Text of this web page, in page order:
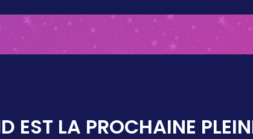
EST LA PROCHAINE